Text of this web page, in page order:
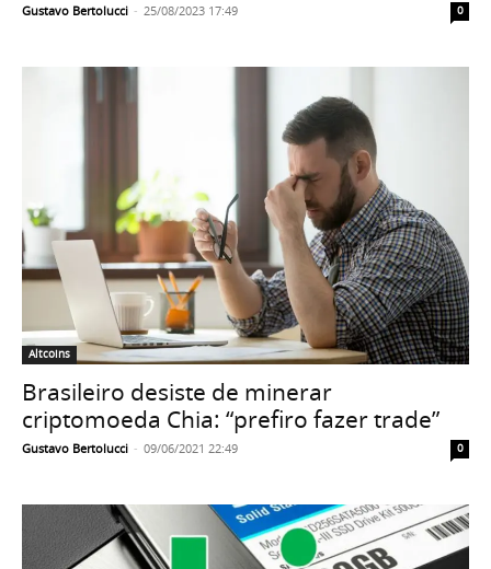
Gustavo Bertolucci - 25/08/2023 17:49 0
Altcoins
Brasileiro desiste de minerar
criptomoeda Chia: “prefiro fazer trade”
Gustavo Bertolucci - 09/06/2021 22:49 0